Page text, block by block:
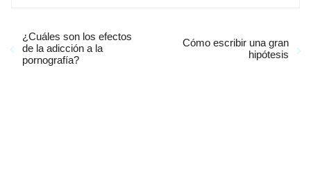
¿Cuáles son los efectos
de la adicción a la
pornografía?
Cómo escribir una gran
hipótesis